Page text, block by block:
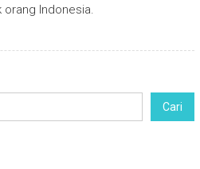
orang Indonesia.
Cari